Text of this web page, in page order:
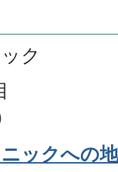
ク
ックへの